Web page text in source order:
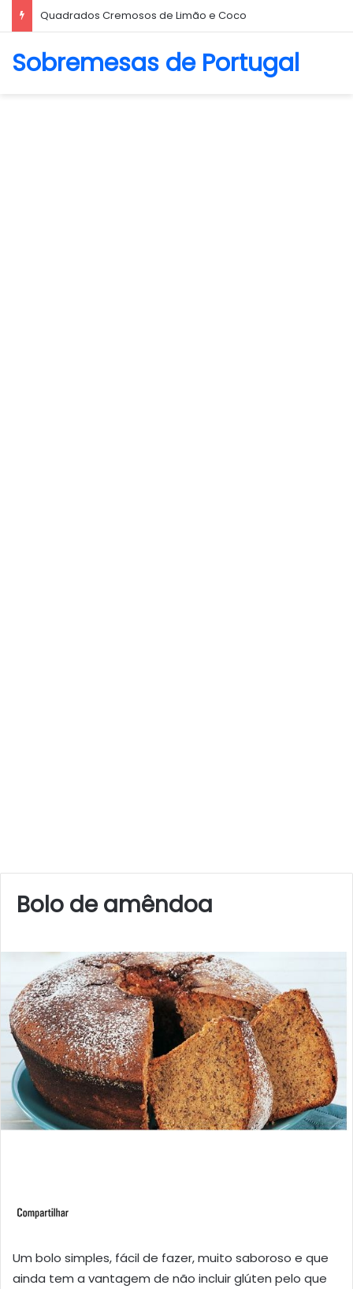
Biscoito Amanteigado
Sobremesas de Portugal
Bolo de amêndoa
Um bolo simples, fácil de fazer, muito saboroso e que
ainda tem a vantagem de não incluir glúten pelo que